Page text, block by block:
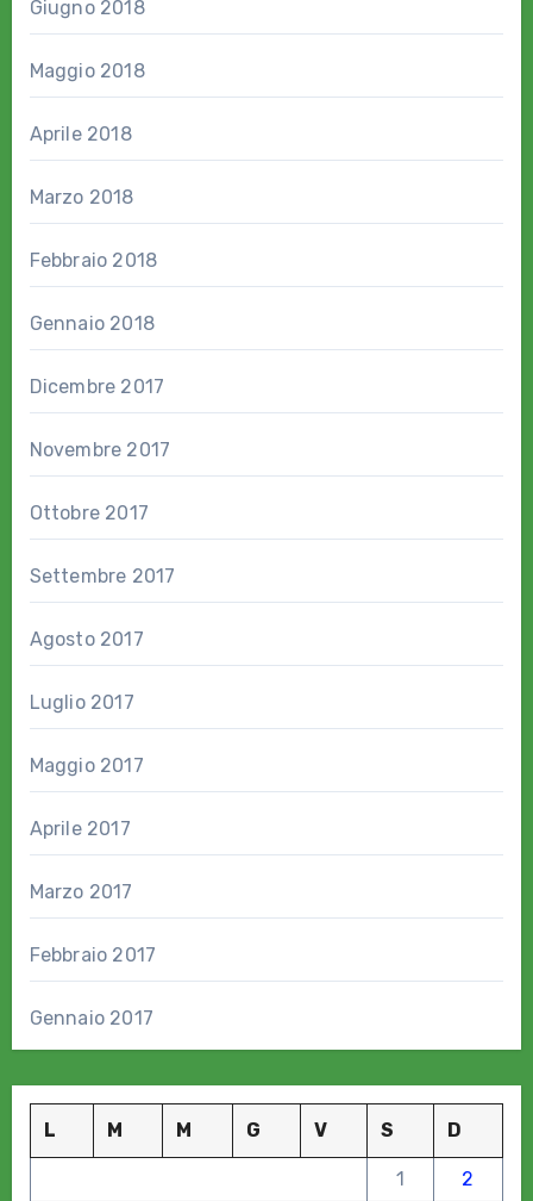
Giugno 2018
Maggio 2018
Aprile 2018
Marzo 2018
Febbraio 2018
Gennaio 2018
Dicembre 2017
Novembre 2017
Ottobre 2017
Settembre 2017
Agosto 2017
Luglio 2017
Maggio 2017
Aprile 2017
Marzo 2017
Febbraio 2017
Gennaio 2017
L M M G V S D
1
2